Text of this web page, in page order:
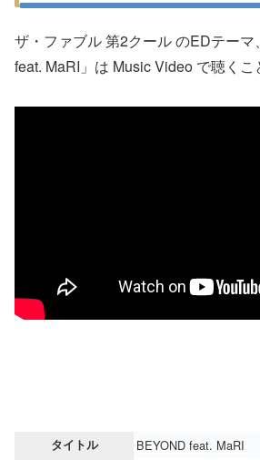
ザ・ファブル 第2クール のEDテー
feat. MaRI」は Music Video で聴くこ
タイトル BEYOND feat. MaRI